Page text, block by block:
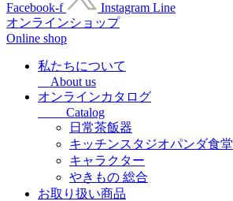
ス
キ
Facebook-f Instagram Line
オンラインショップ
Online shop
私たちについて
About us
オンラインカタログ
Catalog
日常茶飯器
キッチンスタジオパンダ食堂
キャラクター
やきもの 総合
お取り扱い商品